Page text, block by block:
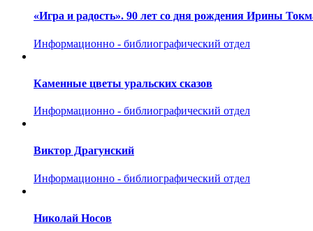
«Игра и радость». 90 лет со дня рождения Ирины
Информационно - библиографический отдел
Каменные цветы уральских сказов
Информационно - библиографический отдел
Виктор Драгунский
Информационно - библиографический отдел
Николай Носов